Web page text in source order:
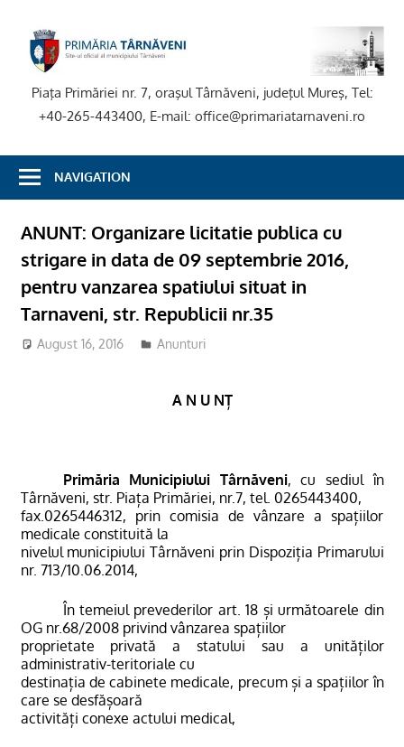
content
Piaţa Primăriei nr. 7, oraşul Târnăveni, judeţul Mureş, Tel:
+40-265-443400, E-mail: office@primariatarnaveni.ro
NAVIGATION
ANUNT: Organizare licitatie publica cu
strigare in data de 09 septembrie 2016,
pentru vanzarea spatiului situat in
Tarnaveni, str. Republicii nr.35
August 16, 2016 Anunturi
A N U NȚ
Primăria Municipiului Târnăveni, cu sediul în
Târnăveni, str. Piața Primăriei, nr.7, tel. 0265443400,
fax.0265446312, prin comisia de vânzare a spațiilor
medicale constituită la
nivelul municipiului Târnăveni prin Dispoziția Primarului
nr. 713/10.06.2014,
În temeiul prevederilor art. 18 și următoarele din
OG nr.68/2008 privind vânzarea spațiilor
proprietate privată a statului sau a unităților
administrativ-teritoriale cu
destinația de cabinete medicale, precum și a spațiilor în
care se desfășoară
activități conexe actului medical,